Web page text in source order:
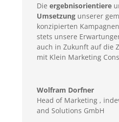
Die ergebnisorientiere
Umsetzung unserer
konzipierten
stets unsere
auch in Zukunft auf die
mit Klein Marketing
Wolfram Dorfner
Head of Marketing ,
and Solutions GmbH